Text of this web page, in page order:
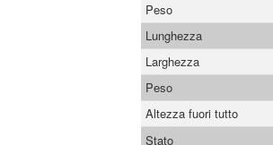
Peso
Lunghezza
Larghezza
Peso
Altezza fuori tutto
Stato